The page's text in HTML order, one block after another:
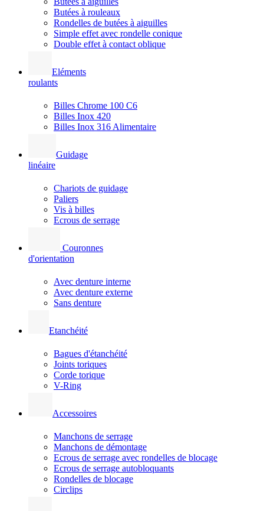
Butées à rouleaux
Rondelles de butées à aiguilles
Simple effet avec rondelle conique
Double effet à contact oblique
Eléments
roulants
Billes Chrome 100 C6
Billes Inox 420
Billes Inox 316 Alimentaire
Guidage
linéaire
Chariots de guidage
Paliers
Vis à billes
Ecrous de serrage
Couronnes
d'orientation
Avec denture interne
Avec denture externe
Sans denture
Etanchéité
Bagues d'étanchéité
Joints toriques
Corde torique
V-Ring
Accessoires
Manchons de serrage
Manchons de démontage
Ecrous de serrage avec rondelles de blocage
Ecrous de serrage autobloquants
Rondelles de blocage
Circlips